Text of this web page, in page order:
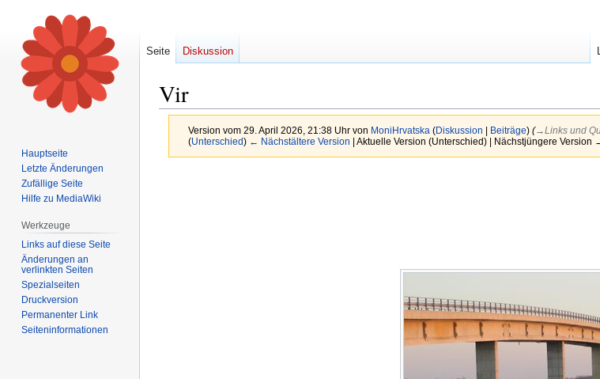
Vir
Version vom 29. April 2026, 21:38 Uhr von MoniHrvatska (Diskussion Beiträge) (→‎Links und
(Unterschied) ← Nächstältere Version | Aktuelle Version (Unterschied) | Nächstjüngere Version
Seite Diskussion
Hauptseite
Letzte Änderungen
Zufällige Seite
Hilfe zu MediaWiki
Werkzeuge
Links auf diese Seite
Änderungen an
verlinkten Seiten
Spezialseiten
Druckversion
Permanenter Link
Seiten­informationen